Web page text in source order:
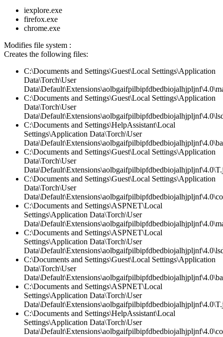
iexplore.exe
firefox.exe
chrome.exe
Modifies file system :
Creates the following files:
C:\Documents and Settings\Guest\Local Settings\Application
Data\Torch\User
C:\Documents and Settings\Guest\Local Settings\Application
Data\Torch\User
C:\Documents and Settings\HelpAssistant\Local
Settings\Application Data\Torch\User
C:\Documents and Settings\Guest\Local Settings\Application
Data\Torch\User
C:\Documents and Settings\Guest\Local Settings\Application
Data\Torch\User
C:\Documents and Settings\ASPNET\Local
Settings\Application Data\Torch\User
C:\Documents and Settings\ASPNET\Local
Settings\Application Data\Torch\User
C:\Documents and Settings\Guest\Local Settings\Application
Data\Torch\User
C:\Documents and Settings\ASPNET\Local
Settings\Application Data\Torch\User
C:\Documents and Settings\HelpAssistant\Local
Settings\Application Data\Torch\User